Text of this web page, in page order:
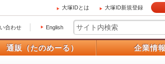
大塚IDとは 大塚ID新規登録
合わせ English
通販（たのめーる） 企業情報